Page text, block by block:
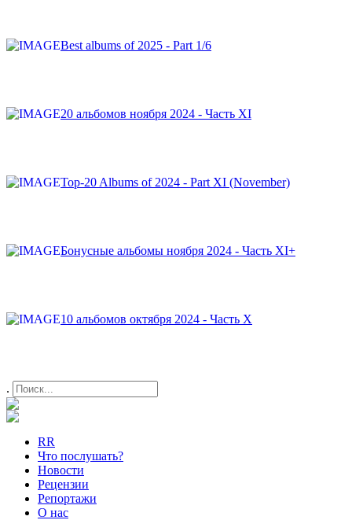
Best albums of 2025 - Part 1/6
20 альбомов ноября 2024 - Часть XI
Top-20 Albums of 2024 - Part XI (November)
Бонусные альбомы ноября 2024 - Часть XI+
10 альбомов октября 2024 - Часть X
.
RR
Что послушать?
Новости
Рецензии
Репортажи
О нас